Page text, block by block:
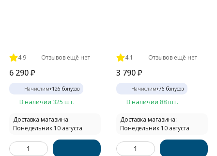
4.9 Отзывов ещё нет
6 290₽
Начислим+126 бонусов
В наличии 325 шт.
Доставка магазина:
Понедельник 10 августа
4.1 Отзывов ещё нет
3 790₽
Начислим+76 бонусов
В наличии 88 шт.
Доставка магазина:
Понедельник 10 августа